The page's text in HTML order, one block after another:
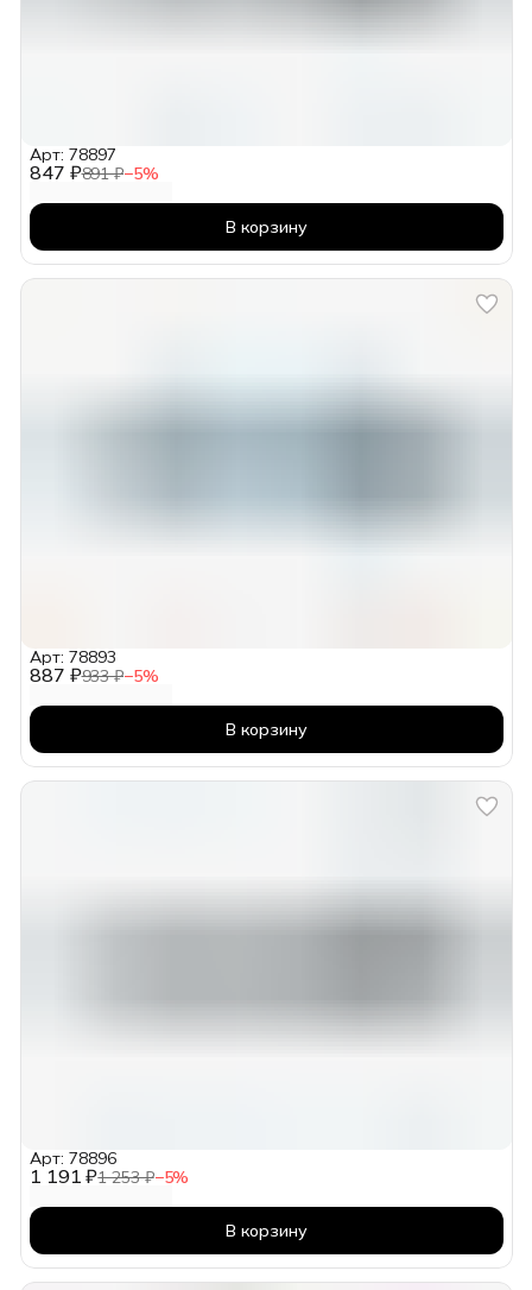
847 ₽891 ₽−5%
Арт: 78897
В корзину
887 ₽933 ₽−5%
Арт: 78893
В корзину
1 191 ₽1 253 ₽−5%
Арт: 78896
В корзину